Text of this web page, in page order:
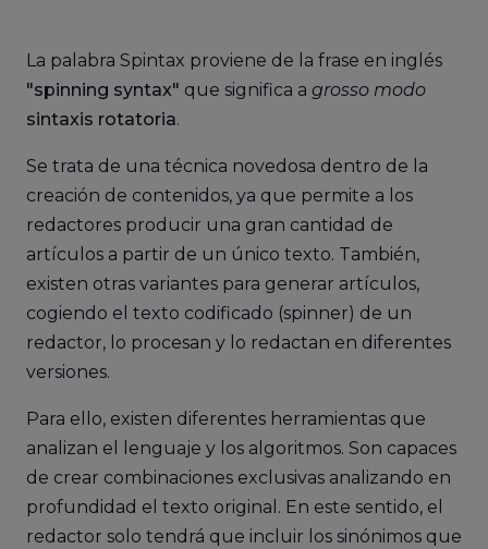
La palabra Spintax proviene de la frase en inglés
"spinning syntax" que significa a grosso modo
sintaxis rotatoria.
Se trata de una técnica novedosa dentro de la
creación de contenidos, ya que permite a los
redactores producir una gran cantidad de
artículos a partir de un único texto. También,
existen otras variantes para generar artículos,
cogiendo el texto codificado (spinner) de un
redactor, lo procesan y lo redactan en diferentes
versiones.
Para ello, existen diferentes herramientas que
analizan el lenguaje y los algoritmos. Son capaces
de crear combinaciones exclusivas analizando en
profundidad el texto original. En este sentido, el
redactor solo tendrá que incluir los sinónimos que